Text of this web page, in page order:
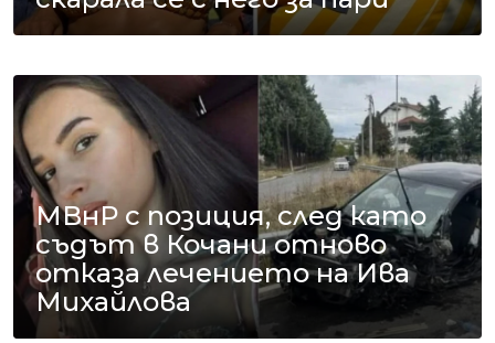
МВнР с позиция, след като
съдът в Кочани отново
отказа лечението на Ива
Михайлова